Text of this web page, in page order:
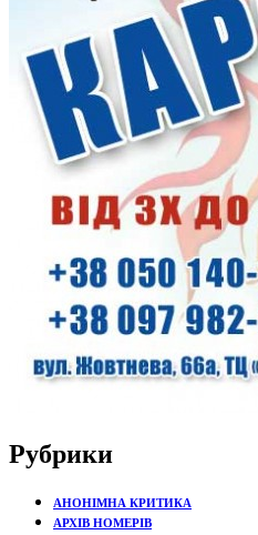
Рубрики
АНОНІМНА КРИТИКА
АРХІВ НОМЕРІВ